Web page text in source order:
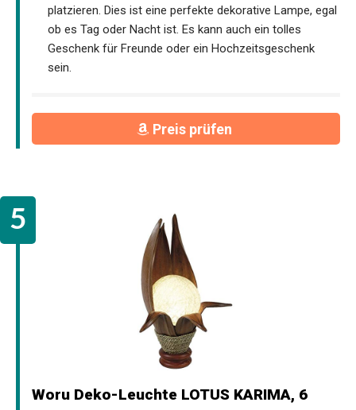
platzieren. Dies ist eine perfekte dekorative Lampe, egal
ob es Tag oder Nacht ist. Es kann auch ein tolles
Geschenk für Freunde oder ein Hochzeitsgeschenk
sein.
Preis prüfen
Woru Deko-Leuchte LOTUS KARIMA, 6